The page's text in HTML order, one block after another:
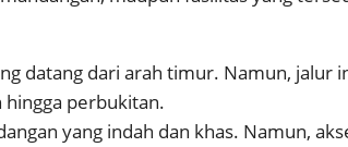
datang dari arah timur. Namun, jalur
perbukitan.
yang indah dan khas. Namun,